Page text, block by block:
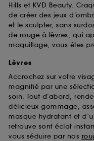
Hills et KVD Beauty.
de créer des jeux
et le sculpter, sans
de rouge à lèvres, qui
maquillage, vous êtes
Lèvres
Accrochez sur votre
magnifié par une
soin. Tout d’abord,
délicieux gommage,
masque hydratant et
retrouve sont éclat
vous séduire par nos